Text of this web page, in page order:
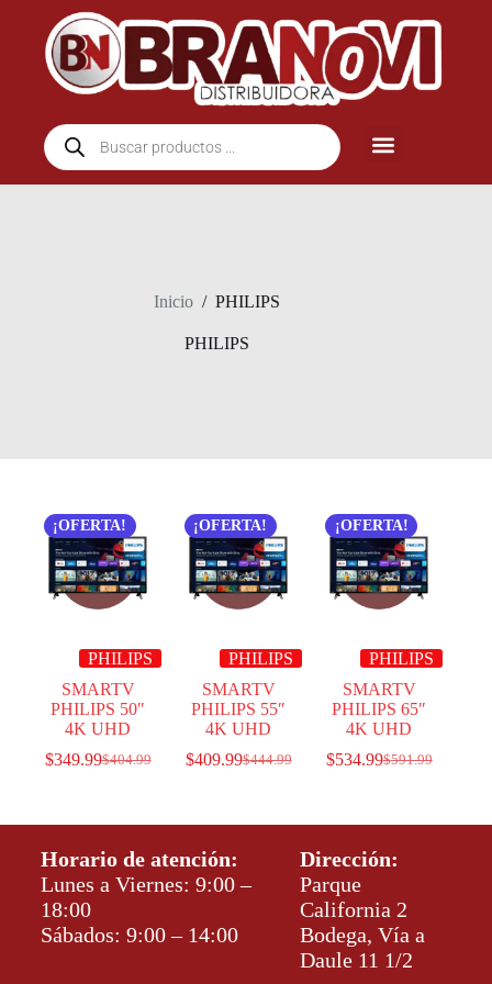
Inicio / PHILIPS
PHILIPS
¡OFERTA!
PHILIPS
SMARTV
PHILIPS 50″
4K UHD
$404.99
$349.99
¡OFERTA!
PHILIPS
SMARTV
PHILIPS 55″
4K UHD
$444.99
$409.99
¡OFERTA!
PHILIPS
SMARTV
PHILIPS 65″
4K UHD
$591.99
$534.99
Horario de atención:
Lunes a Viernes: 9:00 –
18:00
Sábados: 9:00 – 14:00
Dirección:
Parque
California 2
Bodega, Vía a
Daule 11 1/2